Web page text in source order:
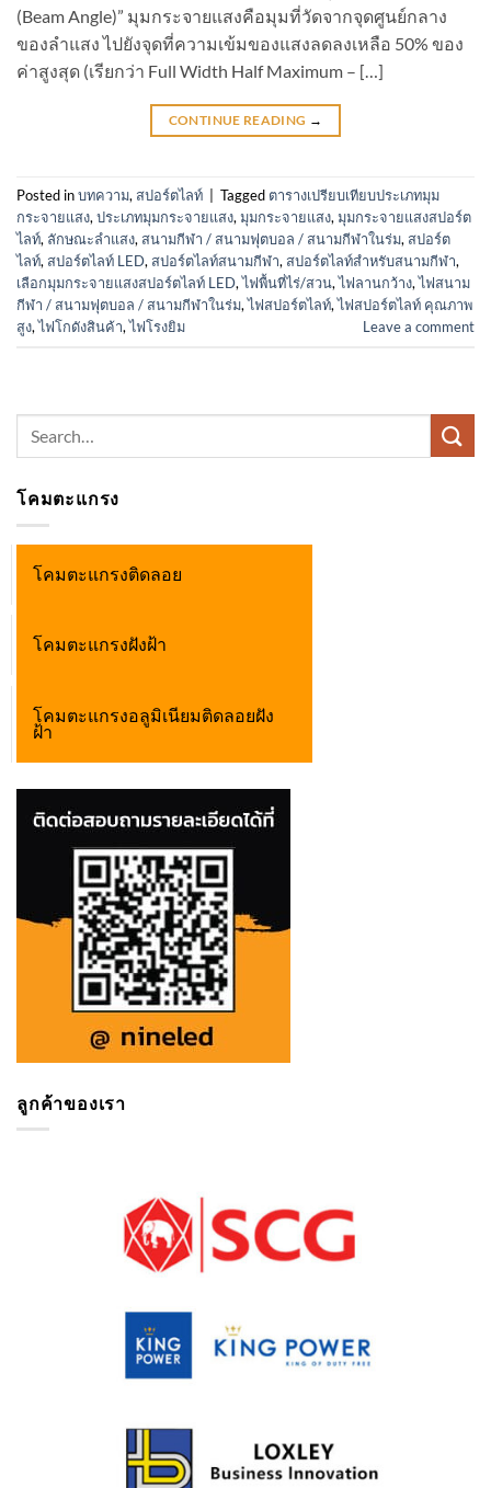
(Beam Angle)” มุมกระจายแสงคือมุมที่วัดจากจุดศูนย์กลาง
ของลำแสง ไปยังจุดที่ความเข้มของแสงลดลงเหลือ 50% ของ
ค่าสูงสุด (เรียกว่า Full Width Half Maximum – […]
CONTINUE READING →
Posted inบทความ, สปอร์ตไลท์ Tagged ตารางเปรียบเทียบประเภทมุม
กระจายแสง,ประเภทมุมกระจายแสง,มุมกระจายแสง,มุมกระจายแสงสปอร์ต
ไลท์, ลักษณะลำแสง, สนามกีฬา / สนามฟุตบอล / สนามกีฬาในร่ม, สปอร์ต
ไลท์, สปอร์ตไลท์ LED, สปอร์ตไลท์สนามกีฬา, สปอร์ตไลท์สำหรับสนามกีฬา,
เลือกมุมกระจายแสงสปอร์ตไลท์ LED,ไฟพื้นที่ไร่/สวน,ไฟลานกว้าง,ไฟสนาม
กีฬา / สนามฟุตบอล / สนามกีฬาในร่ม,ไฟสปอร์ตไลท์,ไฟสปอร์ตไลท์ คุณภาพ
สูง,ไฟโกดังสินค้า,ไฟโรงยิม Leave a comment
โคมตะแกรง
โคมตะแกรงติดลอย
โคมตะแกรงฝังฝ้า
โคมตะแกรงอลูมิเนียมติดลอยฝัง
ฝ้า
ลูกค้าของเรา